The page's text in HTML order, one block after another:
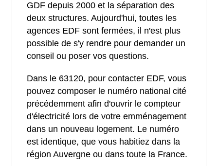
GDF depuis 2000 et la séparation des
deux structures. Aujourd'hui, toutes les
agences EDF sont fermées, il n'est plus
possible de s'y rendre pour demander un
conseil ou poser vos questions.
Dans le 63120, pour contacter EDF, vous
pouvez composer le numéro national cité
précédemment afin d'ouvrir le compteur
d'électricité lors de votre emménagement
dans un nouveau logement. Le numéro
est identique, que vous habitiez dans la
région Auvergne ou dans toute la France.